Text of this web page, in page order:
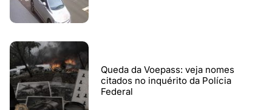
Queda da Voepass: veja nomes
citados no inquérito da Polícia
Federal